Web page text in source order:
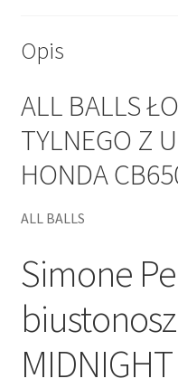
Opis
ALL BALLS
TYLNEGO Z
HONDA
ALL BALLS
Simone